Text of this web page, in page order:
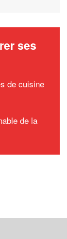
ses
de cuisine
de la